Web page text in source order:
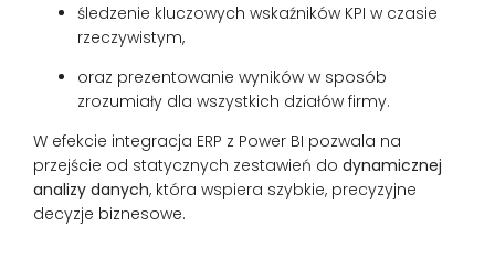
śledzenie kluczowych wskaźników KPI w czasie
rzeczywistym,
oraz prezentowanie wyników w sposób
zrozumiały dla wszystkich działów firmy.
W efekcie integracja ERP z Power BI pozwala na
przejście od statycznych zestawień do dynamicznej
analizy danych, która wspiera szybkie, precyzyjne
decyzje biznesowe.